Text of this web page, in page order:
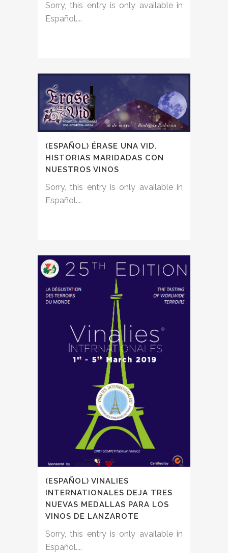
Sorry, this entry is only available in
Español....
(ESPAÑOL) ÉRASE UNA VID.
HISTORIAS MARIDADAS CON
NUESTROS VINOS
Sorry, this entry is only available in
Español....
(ESPAÑOL) VINALIES
INTERNATIONALES DEJA TRES
NUEVAS MEDALLAS PARA LOS
VINOS DE LANZAROTE
Sorry, this entry is only available in
Español....